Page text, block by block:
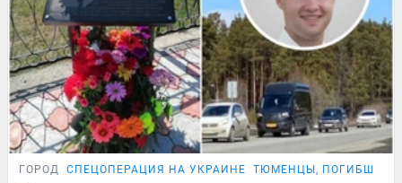
ГОРОД СПЕЦОПЕРАЦИЯ НА УКРАИНЕ ТЮМЕНЦЫ, ПОГИБШИЕ